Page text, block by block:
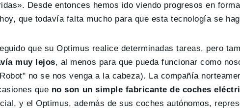
Desde entonces hemos ido viendo progresos en
que todavía falta mucho para que esta tecnología se
que su Optimus realice determinadas tareas, pero
muy lejos, al menos para que pueda funcionar como
no se nos venga a la cabeza). La compañía
que no son un simple fabricante de coches
y el Optimus, además de sus coches autónomos,